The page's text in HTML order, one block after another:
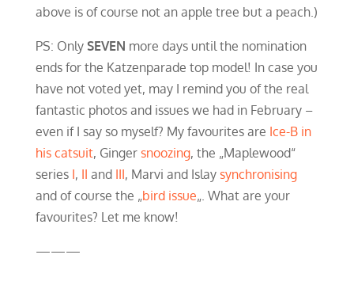
above is of course not an apple tree but a peach.)
PS: Only SEVEN more days until the nomination
ends for the Katzenparade top model! In case you
have not voted yet, may I remind you of the real
fantastic photos and issues we had in February –
even if I say so myself? My favourites are Ice-B in
his catsuit, Ginger snoozing, the „Maplewood“
series I, II and III, Marvi and Islay synchronising
and of course the „bird issue„. What are your
favourites? Let me know!
———